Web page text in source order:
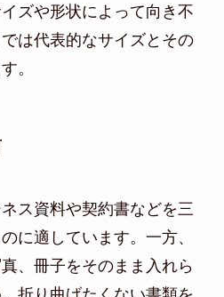
ズや形状によって向き不
は代表的なサイズとその
。
ス資料や契約書などを三
に適しています。一方、
、冊子をそのまま入れら